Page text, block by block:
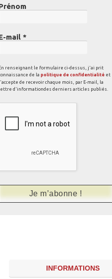
mail *
En renseignant le formulaire ci-dessus, j'ai prit
de la politique de confidentialité et
de recevoir chaque mois, par E-mail, la
lettre d'informationdes derniers articles publiés.
INFORMATIONS